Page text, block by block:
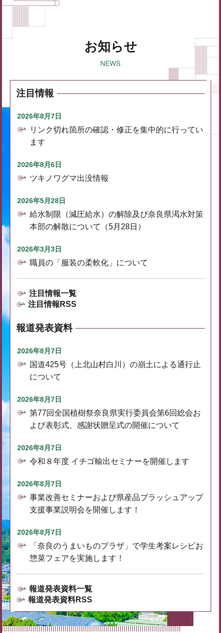
お知らせ
注目情報
2026年8月7日
リンク切れ箇所の確認・修正を集中的に行ってい
ます
2026年8月6日
ツキノワグマ出没情報
2026年5月28日
給水制限（減圧給水）の解除及び奈良県渇水対策
本部の解散について（5月28日）
2026年3月3日
職員の「服装の柔軟化」について
注目情報一覧
注目情報RSS
報道発表資料
2026年8月7日
国道425号（上北山村白川）の崩土による通行止
について
2026年8月7日
第77回全国植樹祭奈良県実行委員会第6回総会お
よび表彰式、感謝状贈呈式の開催について
2026年8月7日
令和８年度 イチゴ輸出セミナーを開催します
2026年8月7日
事業改善セミナーおよび県産品ブラッシュアップ
支援事業説明会を開催します！
2026年8月7日
「奈良のうまいものプラザ」で学生考案レシピお
惣菜フェアを実施します！
報道発表資料一覧
報道発表資料RSS